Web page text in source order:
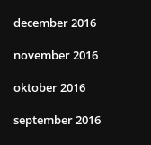
december 2016
november 2016
oktober 2016
september 2016